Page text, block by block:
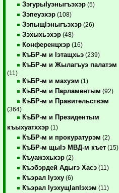
ЗэгурыIуэныгъэхэр (5)
Зэпеуэхэр (108)
ЗэпыщIэныгъэхэр (26)
Зэхыхьэхэр (48)
Конференцхэр (16)
КъБР-м и Iэтащхьэ (239)
КъБР-м и Жылагъуэ палатэм
(11)
КъБР-м и махуэм (1)
КъБР-м и Парламентым (92)
КъБР-м и Правительствэм
(364)
КъБР-м и Президентым
къыхуатххэр (1)
КъБР-м и прокуратурэм (2)
КъБР-м щыIэ МВД-м къет (15)
Къуажэхьхэр (2)
Къэбэрдей Адыгэ Хасэ (11)
Къэрал Iуэху (6)
Къэрал IуэхущIапIэхэм (11)